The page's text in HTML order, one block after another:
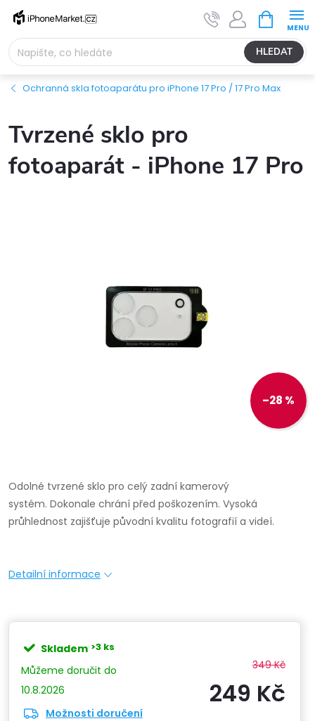
Přejít
obsah
HLEDAT
NÁKUPNÍ
KOŠÍK
Ochranná skla fotoaparátu pro iPhone 17 Pro / 17 Pro Max
Tvrzené sklo pro
fotoaparát - iPhone 17 Pro
–28 %
Odolné tvrzené sklo pro celý zadní kamerový
systém. Dokonale chrání před poškozením. Vysoká
průhlednost zajišťuje původní kvalitu fotografií a videí.
Detailní informace
Skladem >3 ks
10.8.2026
Možnosti doručení
349 Kč
249 Kč